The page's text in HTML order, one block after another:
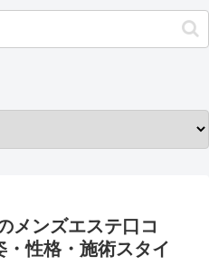
メンズエステ口コ
・性格・施術スタイ